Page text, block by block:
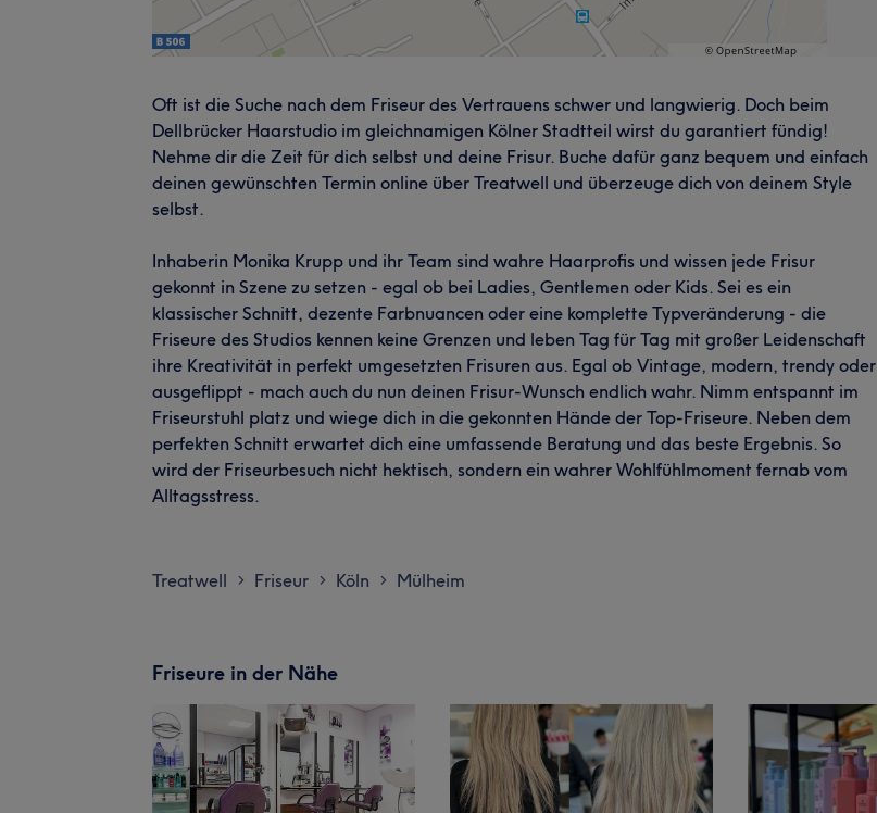
Oft ist die Suche nach dem Friseur des Vertrauens schwer und langwierig. Doch beim
Dellbrücker Haarstudio im gleichnamigen Kölner Stadtteil wirst du garantiert fündig!
Nehme dir die Zeit für dich selbst und deine Frisur. Buche dafür ganz bequem und einfach
deinen gewünschten Termin online über Treatwell und überzeuge dich von deinem Style
selbst.
Inhaberin Monika Krupp und ihr Team sind wahre Haarprofis und wissen jede Frisur
gekonnt in Szene zu setzen - egal ob bei Ladies, Gentlemen oder Kids. Sei es ein
klassischer Schnitt, dezente Farbnuancen oder eine komplette Typveränderung - die
Friseure des Studios kennen keine Grenzen und leben Tag für Tag mit großer Leidenschaft
ihre Kreativität in perfekt umgesetzten Frisuren aus. Egal ob Vintage, modern, trendy oder
ausgeflippt - mach auch du nun deinen Frisur-Wunsch endlich wahr. Nimm entspannt im
Friseurstuhl platz und wiege dich in die gekonnten Hände der Top-Friseure. Neben dem
perfekten Schnitt erwartet dich eine umfassende Beratung und das beste Ergebnis. So
wird der Friseurbesuch nicht hektisch, sondern ein wahrer Wohlfühlmoment fernab vom
Alltagsstress.
Treatwell > Friseur > Köln > Mülheim
Friseure in der Nähe